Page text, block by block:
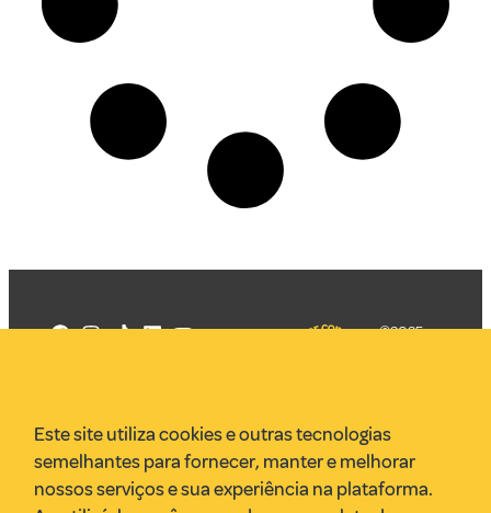
VR Assessoria
Parcerias
Envie uma pauta
©2025
Este site utiliza cookies e outras tecnologias
semelhantes para fornecer, manter e melhorar
nossos serviços e sua experiência na plataforma.